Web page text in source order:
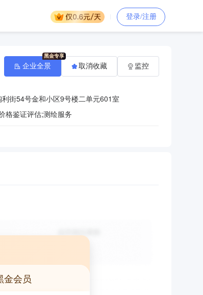
登录/注册
街54号金和小区9号楼二单元601室
格鉴证评估;测绘服务
企业全景 取消收藏 监控
金会员